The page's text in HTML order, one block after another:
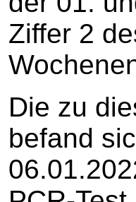
Ziffer 2
Die zu
befand